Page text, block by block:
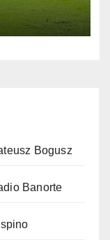
Bogusz
Banorte